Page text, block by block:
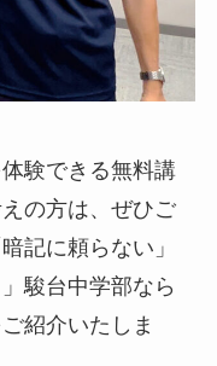
験できる無料講
の方は、ぜひご
記に頼らない」
駿台中学部なら
紹介いたしま